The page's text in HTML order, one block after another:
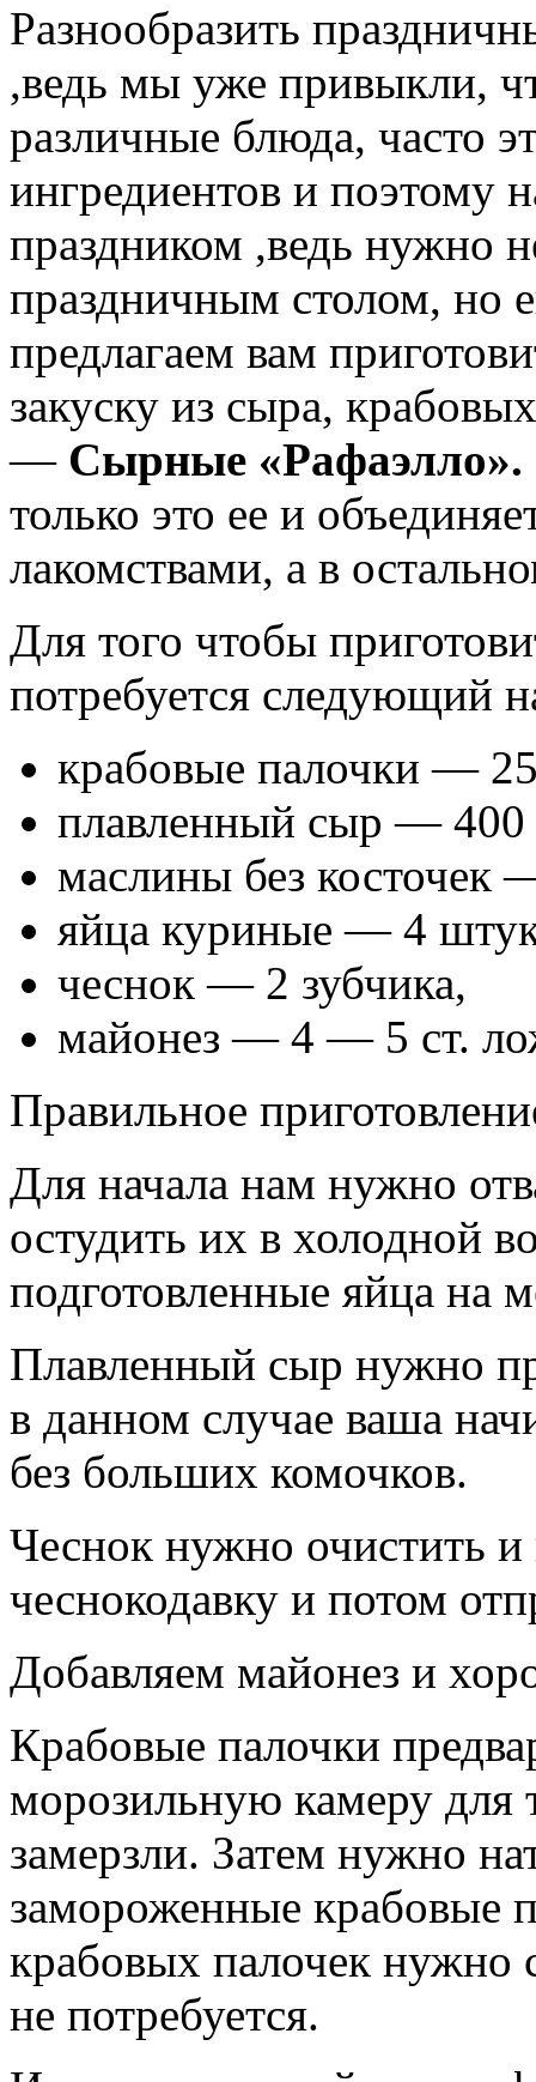
Разнообразить
,ведь мы уже привыкли,
различные блюда, часто
ингредиентов и поэтому
праздником ,ведь нужно
праздничным столом, но
предлагаем вам
закуску из сыра,
— Сырные «Рафаэлло».
только это ее и
лакомствами, а в
Для того чтобы
потребуется следующий
крабовые палочки —
плавленный сыр — 400
маслины без косточек
яйца куриные — 4
чеснок — 2 зубчика,
майонез — 4 — 5 ст.
Правильное
Для начала нам нужно
остудить их в холодной
подготовленные яйца на
Плавленный сыр нужно
в данном случае ваша
без больших комочков.
Чеснок нужно очистить и
чеснокодавку и потом
Добавляем майонез и
Крабовые палочки
морозильную камеру
замерзли. Затем нужно
замороженные крабовые
крабовых палочек нужно
не потребуется.